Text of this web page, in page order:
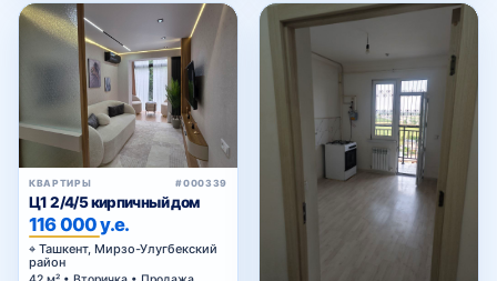
Ц1 2/4/5 кирпичный дом
116 000 у.е.
Ташкент, Мирзо-Улугбекский
район
42 м² • Вторичка • Продажа